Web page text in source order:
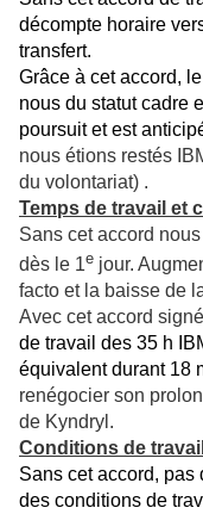
décompte horaire
transfert.
Grâce à cet accord,
nous du statut cadre
poursuit et est
nous étions restés
du volontariat) .
Temps de travail et
Sans cet accord
dès le 1e jour.
facto et la baisse de
Avec cet accord
de travail des 35 h
équivalent durant 18
renégocier son
de Kyndryl.
Conditions de
Sans cet accord,
des conditions de